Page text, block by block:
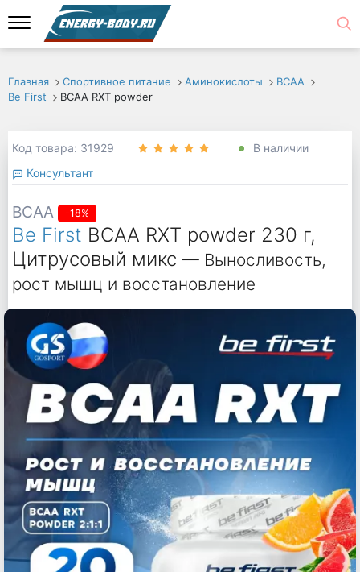
Главная Спортивное питание Аминокислоты
ВСАА
Be First
BCAA RXT powder
Код товара: 31929
В наличии
Консультант
BCAA -18%
Be First BCAA RXT powder 230 г,
Цитрусовый микс — Выносливость,
рост мышц и восстановление